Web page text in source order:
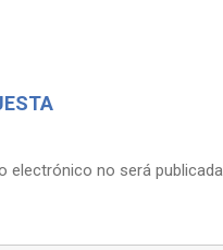
electrónico no será publicada.